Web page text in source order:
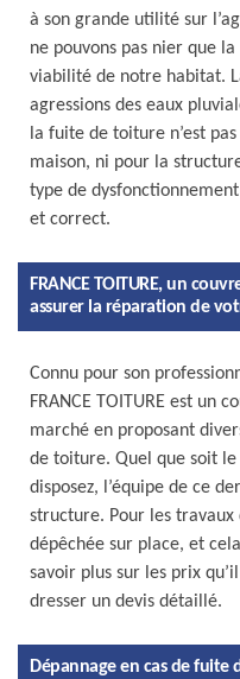
à son grande utilité sur
ne pouvons pas nier que
viabilité de notre habitat.
agressions des eaux
la fuite de toiture n’est
maison, ni pour la
type de
et correct.
FRANCE TOITURE, un
assurer la réparation de
Connu pour son
FRANCE TOITURE est un
marché en proposant
de toiture. Quel que soit
disposez, l’équipe de ce
structure. Pour les travaux
dépêchée sur place, et
savoir plus sur les prix
dresser un devis détaillé.
Dépannage en cas de